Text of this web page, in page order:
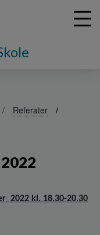
Referater
2022 kl. 18.30-20.30